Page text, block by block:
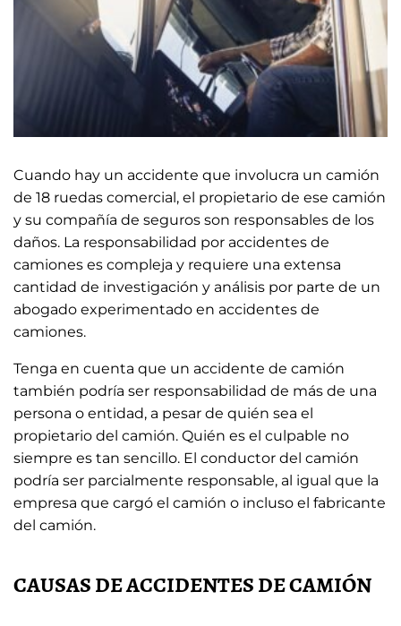
Cuando hay un accidente que involucra un camión
de 18 ruedas comercial, el propietario de ese camión
y su compañía de seguros son responsables de los
daños. La responsabilidad por accidentes de
camiones es compleja y requiere una extensa
cantidad de investigación y análisis por parte de un
abogado experimentado en accidentes de
camiones.
Tenga en cuenta que un accidente de camión
también podría ser responsabilidad de más de una
persona o entidad, a pesar de quién sea el
propietario del camión. Quién es el culpable no
siempre es tan sencillo. El conductor del camión
podría ser parcialmente responsable, al igual que la
empresa que cargó el camión o incluso el fabricante
del camión.
CAUSAS DE ACCIDENTES DE CAMIÓN